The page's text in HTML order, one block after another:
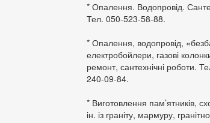
* Опалення. Водопровід.
Тел. 050-523-58-88.
* Опалення, водопровід,
електробойлери, газові
ремонт, сантехнічні роботи.
240-09-84.
* Виготовлення пам’ятників,
ін. із граніту, мармуру,